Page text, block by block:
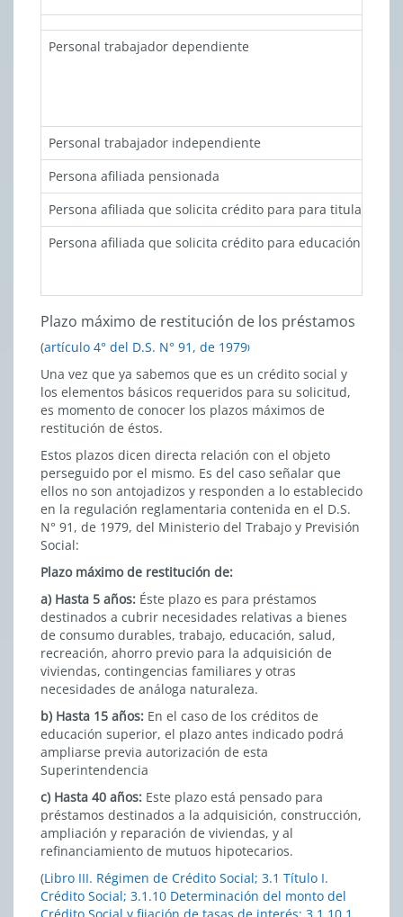
Personal trabajador dependiente
Personal trabajador independiente
Persona afiliada pensionada
Persona afiliada que solicita crédito para para titular de
Persona afiliada que solicita crédito para educación
Plazo máximo de restitución de los préstamos
(artículo 4° del D.S. N° 91, de 1979)
Una vez que ya sabemos que es un crédito social y
los elementos básicos requeridos para su solicitud,
es momento de conocer los plazos máximos de
restitución de éstos.
Estos plazos dicen directa relación con el objeto
perseguido por el mismo. Es del caso señalar que
ellos no son antojadizos y responden a lo establecido
en la regulación reglamentaria contenida en el D.S.
N° 91, de 1979, del Ministerio del Trabajo y Previsión
Social:
Plazo máximo de restitución de:
a) Hasta 5 años: Éste plazo es para préstamos
destinados a cubrir necesidades relativas a bienes
de consumo durables, trabajo, educación, salud,
recreación, ahorro previo para la adquisición de
viviendas, contingencias familiares y otras
necesidades de análoga naturaleza.
b) Hasta 15 años: En el caso de los créditos de
educación superior, el plazo antes indicado podrá
ampliarse previa autorización de esta
Superintendencia
c) Hasta 40 años: Este plazo está pensado para
préstamos destinados a la adquisición, construcción,
ampliación y reparación de viviendas, y al
refinanciamiento de mutuos hipotecarios.
(Libro III. Régimen de Crédito Social; 3.1 Título I.
Crédito Social; 3.1.10 Determinación del monto del
Crédito Social y fijación de tasas de interés; 3.1.10.1